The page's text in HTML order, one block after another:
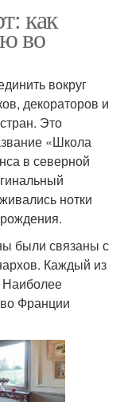
как
во
вокруг
декораторов и
Это
«Школа
в северной
нотки
были связаны с
Каждый из
Наиболее
Франции